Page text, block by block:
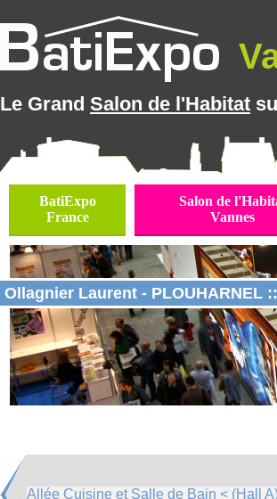
Le Grand Salon de l'Habitat
BatiExpo
France
Salon de
Vannes
Ollagnier Laurent - PLOUHARNEL
Allée Cuisine et Salle de Bain < (Hall